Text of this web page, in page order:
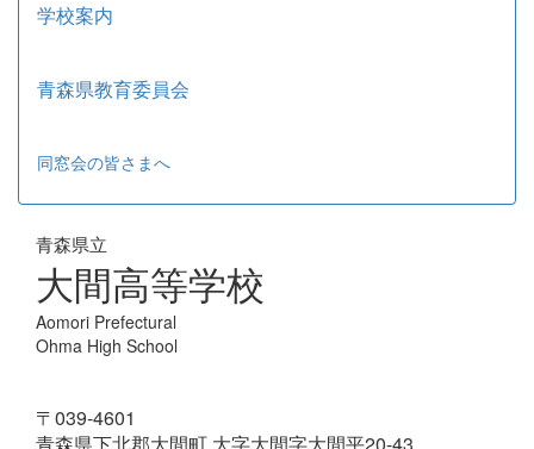
学校案内
青森県教育委員会
同窓会の皆さまへ
青森県立
大間高等学校
Aomori Prefectural
Ohma High School
〒039-4601